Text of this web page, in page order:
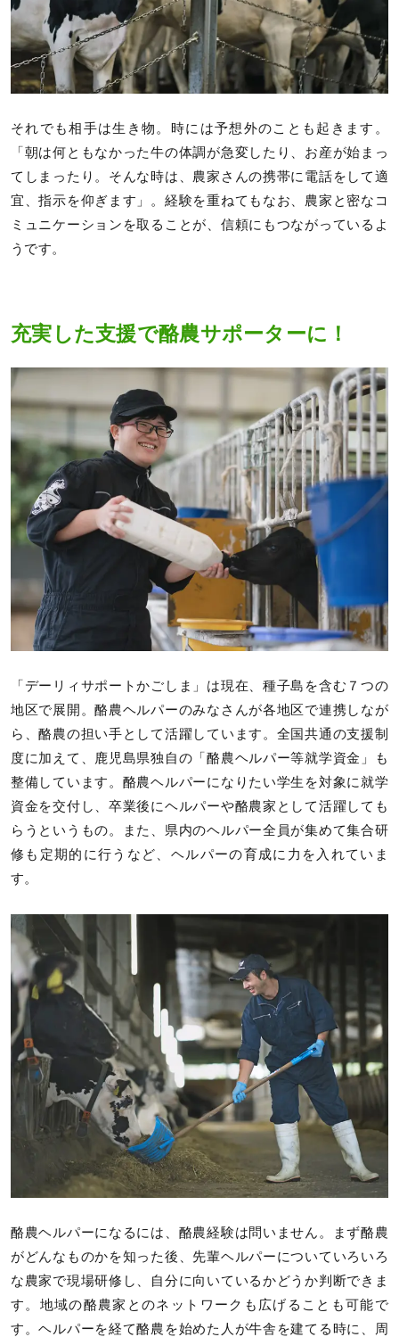
それでも相手は生き物。時には予想外のことも起きます。
「朝は何ともなかった牛の体調が急変したり、お産が始まっ
てしまったり。そんな時は、農家さんの携帯に電話をして適
宜、指示を仰ぎます」。経験を重ねてもなお、農家と密なコ
ミュニケーションを取ることが、信頼にもつながっているよ
うです。
充実した支援で酪農サポーターに！
「デーリィサポートかごしま」は現在、種子島を含む７つの
地区で展開。酪農ヘルパーのみなさんが各地区で連携しなが
ら、酪農の担い手として活躍しています。全国共通の支援制
度に加えて、鹿児島県独自の「酪農ヘルパー等就学資金」も
整備しています。酪農ヘルパーになりたい学生を対象に就学
資金を交付し、卒業後にヘルパーや酪農家として活躍しても
らうというもの。また、県内のヘルパー全員が集めて集合研
修も定期的に行うなど、ヘルパーの育成に力を入れていま
す。
酪農ヘルパーになるには、酪農経験は問いません。まず酪農
がどんなものかを知った後、先輩ヘルパーについていろいろ
な農家で現場研修し、自分に向いているかどうか判断できま
す。地域の酪農家とのネットワークも広げることも可能で
す。ヘルパーを経て酪農を始めた人が牛舎を建てる時に、周